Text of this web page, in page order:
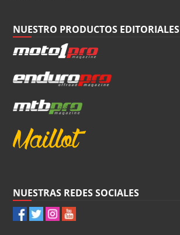
NUESTRO PRODUCTOS EDITORIALES
NUESTRAS REDES SOCIALES